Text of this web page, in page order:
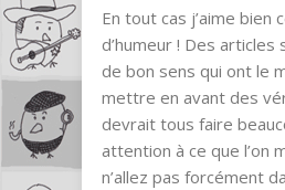
En tout cas j’aime bien
d’humeur ! Des articles
de bon sens qui ont le
mettre en avant des
devrait tous faire
attention à ce que l’on
n’allez pas forcément